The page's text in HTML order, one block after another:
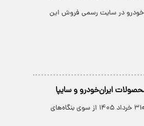
در سایت رسمی فروش این
ایران‌خودرو و سایپا
قیمت مصحولات ایران خودرو و سایپا امروز یکشنبه۳۱ خرداد ۱۴۰۵ از سوی بنگاه‌های